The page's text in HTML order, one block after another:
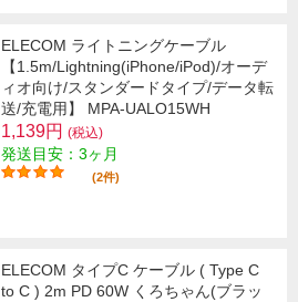
ELECOM ライトニングケーブル
【1.5m/Lightning(iPhone/iPod)/オーデ
ィオ向け/スタンダードタイプ/データ転
送/充電用】 MPA-UALO15WH
1,139円 (税込)
発送目安：3ヶ月
(2件)
ELECOM タイプC ケーブル ( Type C
to C ) 2m PD 60W くろちゃん(ブラッ